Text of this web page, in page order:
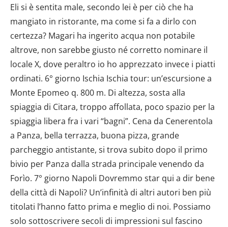
Eli si è sentita male, secondo lei è per ciò che ha
mangiato in ristorante, ma come si fa a dirlo con
certezza? Magari ha ingerito acqua non potabile
altrove, non sarebbe giusto né corretto nominare il
locale X, dove peraltro io ho apprezzato invece i piatti
ordinati. 6° giorno Ischia Ischia tour: un’escursione a
Monte Epomeo q. 800 m. Di altezza, sosta alla
spiaggia di Citara, troppo affollata, poco spazio per la
spiaggia libera fra i vari “bagni”. Cena da Cenerentola
a Panza, bella terrazza, buona pizza, grande
parcheggio antistante, si trova subito dopo il primo
bivio per Panza dalla strada principale venendo da
Forìo. 7° giorno Napoli Dovremmo star qui a dir bene
della città di Napoli? Un’infinità di altri autori ben più
titolati l’hanno fatto prima e meglio di noi. Possiamo
solo sottoscrivere secoli di impressioni sul fascino